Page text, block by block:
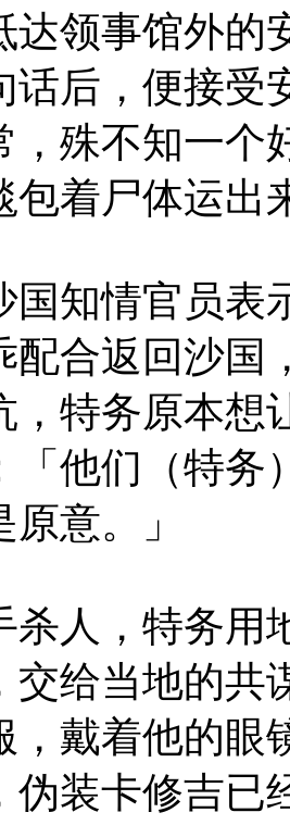
达领事馆外的
话后，便接受
，殊不知一个
包着尸体运出
国知情官员表
配合返回沙国
，特务原本想
「他们（特务
意。」
杀人，特务用
交给当地的共
，戴着他的眼
伪装卡修吉已